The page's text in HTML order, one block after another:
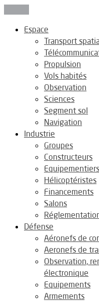
Espace
Transport
Propulsion
Vols habités
Observation
Sciences
Segment sol
Navigation
Industrie
Groupes
Constructeurs
Equipementiers
Hélicoptéristes
Financements
Salons
Défense
Aéronefs de
Aeronefs de
Observation,
électronique
Equipements
Armements